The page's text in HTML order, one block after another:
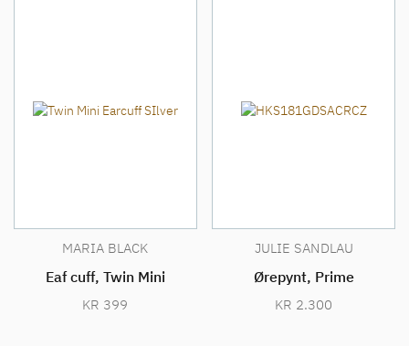
MARIA BLACK
Eaf cuff, Twin Mini
KR 399
JULIE SANDLAU
Ørepynt, Prime
KR 2.300